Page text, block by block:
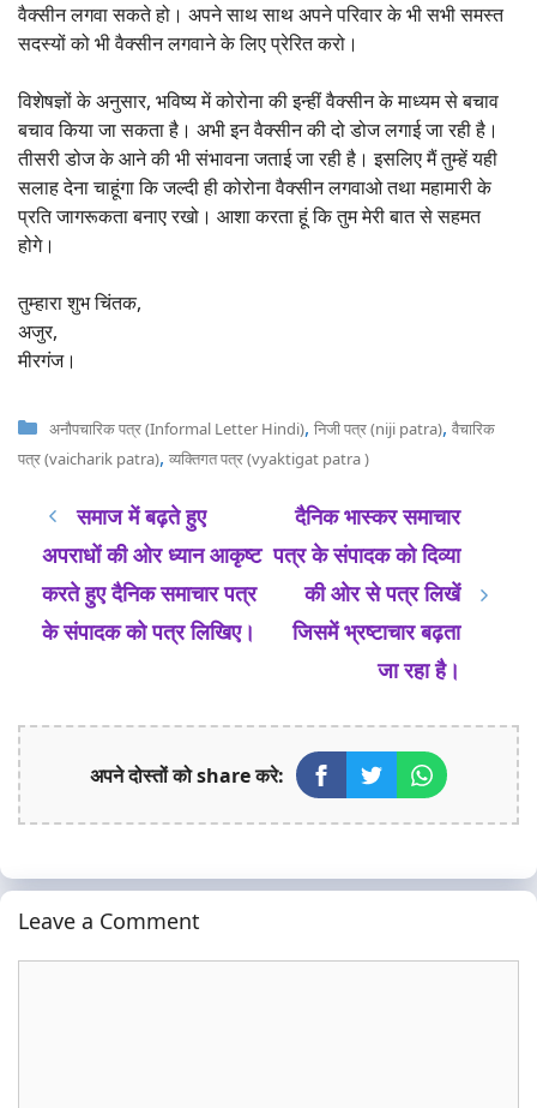
वैक्सीन लगवा सकते हो। अपने साथ साथ अपने परिवार के भी सभी समस्त
सदस्यों को भी वैक्सीन लगवाने के लिए प्रेरित करो।
विशेषज्ञों के अनुसार, भविष्य में कोरोना की इन्हीं वैक्सीन के माध्यम से बचाव
बचाव किया जा सकता है। अभी इन वैक्सीन की दो डोज लगाई जा रही है।
तीसरी डोज के आने की भी संभावना जताई जा रही है। इसलिए मैं तुम्हें यही
सलाह देना चाहूंगा कि जल्दी ही कोरोना वैक्सीन लगवाओ तथा महामारी के
प्रति जागरूकता बनाए रखो। आशा करता हूं कि तुम मेरी बात से सहमत
होगे।
तुम्हारा शुभ चिंतक,
अजुर,
मीरगंज।
Categories
अनौपचारिक पत्र (Informal Letter Hindi), निजी पत्र (niji patra), वैचारिक
पत्र (vaicharik patra), व्यक्तिगत पत्र (vyaktigat patra )
समाज में बढ़ते हुए
अपराधों की ओर ध्यान आकृष्ट
करते हुए दैनिक समाचार पत्र
के संपादक को पत्र लिखिए।
दैनिक भास्कर समाचार
पत्र के संपादक को दिव्या
की ओर से पत्र लिखें
जिसमें भ्रष्टाचार बढ़ता
जा रहा है।
अपने दोस्तों को share करे:
Leave a Comment